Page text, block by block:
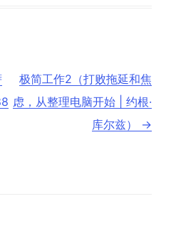
极简工作2（打败拖延和焦
虑，从整理电脑开始 | 约根·
库尔兹）
→